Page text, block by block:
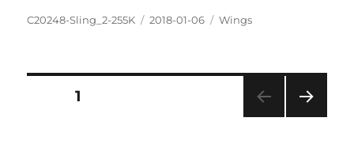
Autor
C20248-Sling_2-255K
Veröffentlicht
2018-01-06 Kategorien
Wings
Seitennummerierung
SEITE1